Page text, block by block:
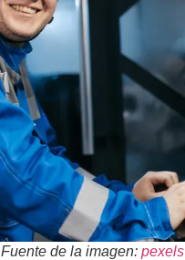
Fuente de la imagen: pexels